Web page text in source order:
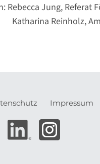
Rebecca Jung, Referat
Amt für
Impressum